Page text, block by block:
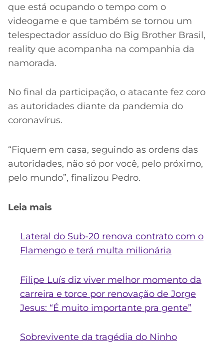
que está ocupando o tempo com o
videogame e que também se tornou um
telespectador assíduo do Big Brother Brasil,
reality que acompanha na companhia da
namorada.
No final da participação, o atacante fez coro
as autoridades diante da pandemia do
coronavírus.
“Fiquem em casa, seguindo as ordens das
autoridades, não só por você, pelo próximo,
pelo mundo”, finalizou Pedro.
Leia mais
Lateral do Sub-20 renova contrato com o
Flamengo e terá multa milionária
Filipe Luís diz viver melhor momento da
carreira e torce por renovação de Jorge
Jesus: “É muito importante pra gente”
Sobrevivente da tragédia do Ninho